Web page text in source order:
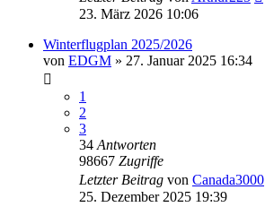
23. März 2026 10:06
Winterflugplan 2025/2026
von EDGM » 27. Januar 2025 16:34
1
2
3
34 Antworten
98667 Zugriffe
Letzter Beitrag von Canada3000
25. Dezember 2025 19:39